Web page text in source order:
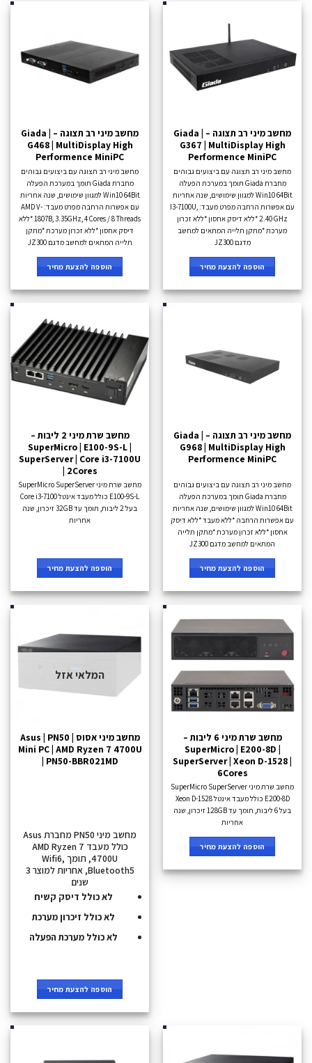
מחשב מיני רב תצוגה – Giada |
G367 | MultiDisplay High
Performence MiniPC
מחשב מיני רב תצוגה עם ביצועים גבוהים
מחברת Giada תומך במערכת הפעלה
Win10 64Bit למגוון שימושים, שנה אחריות
עם אפשרות הרחבה מפרט מעבד: I3-7100U,
2.40 GHz *ללא דיסק אחסון *ללא זכרון
מערכת *מתקן תלייה המתאים למחשב
מדגם JZ300
הוספה להצעת מחיר
מחשב מיני רב תצוגה – Giada |
G468 | MultiDisplay High
Performence MiniPC
מחשב מיני רב תצוגה עם ביצועים גבוהים
מחברת Giada תומך במערכת הפעלה
Win10 64Bit למגוון שימושים, שנה אחריות
עם אפשרות הרחבה מפרט מעבד: AMD V-
1807B, 3.35GHz, 4 Cores / 8 Threads *ללא
דיסק אחסון *ללא זכרון מערכת *מתקן
תלייה המתאים למחשב מדגם JZ300
הוספה להצעת מחיר
מחשב מיני רב תצוגה – Giada |
G968 | MultiDisplay High
Performence MiniPC
מחשב מיני רב תצוגה עם ביצועים גבוהים
מחברת Giada תומך במערכת הפעלה
Win10 64Bit למגוון שימושים, שנה אחריות
עם אפשרות הרחבה *ללא מעבד *ללא דיסק
אחסון *ללא זכרון מערכת *מתקן תלייה
המתאים למחשב מדגם JZ300
הוספה להצעת מחיר
מחשב שרת מיני 2 ליבות –
SuperMicro | E100-9S-L |
SuperServer | Core i3-7100U
| 2Cores
מחשב שרת מיני SuperMicro SuperServer
E100-9S-L כולל מעבד אינטל Core i3-7100
בעל 2 ליבות, תומך עד 32GB זיכרון, שנה
אחריות
הוספה להצעת מחיר
מחשב שרת מיני 6 ליבות –
SuperMicro | E200-8D |
SuperServer | Xeon D-1528 |
6Cores
מחשב שרת מיני SuperMicro SuperServer
E200-8D כולל מעבד אינטל Xeon D-1528
בעל 6 ליבות, תומך עד 128GB זיכרון, שנה
אחריות
הוספה להצעת מחיר
המלאי אזל
מחשב מיני אסוס Asus | PN50 |
Mini PC | AMD Ryzen 7 4700U
| PN50-BBR021MD
מחשב מיני PN50 מחברת Asus
כולל מעבד AMD Ryzen 7
4700U, תומך Wifi6,
Bluetooth5, אחריות למוצר 3
שנים
לא כולל דיסק קשיח
לא כולל זיכרון מערכת
לא כולל מערכת הפעלה
הוספה להצעת מחיר